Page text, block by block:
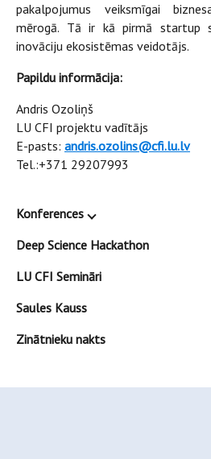
pakalpojumus veiksmīgai
mērogā. Tā ir kā pirmā startup
inovāciju ekosistēmas veidotājs.
Papildu informācija:
Andris Ozoliņš
LU CFI projektu vadītājs
E-pasts: andris.ozolins@cfi.lu.lv
Tel.:+371 29207993
Konferences
Deep Science Hackathon
LU CFI Semināri
Saules Kauss
Zinātnieku nakts